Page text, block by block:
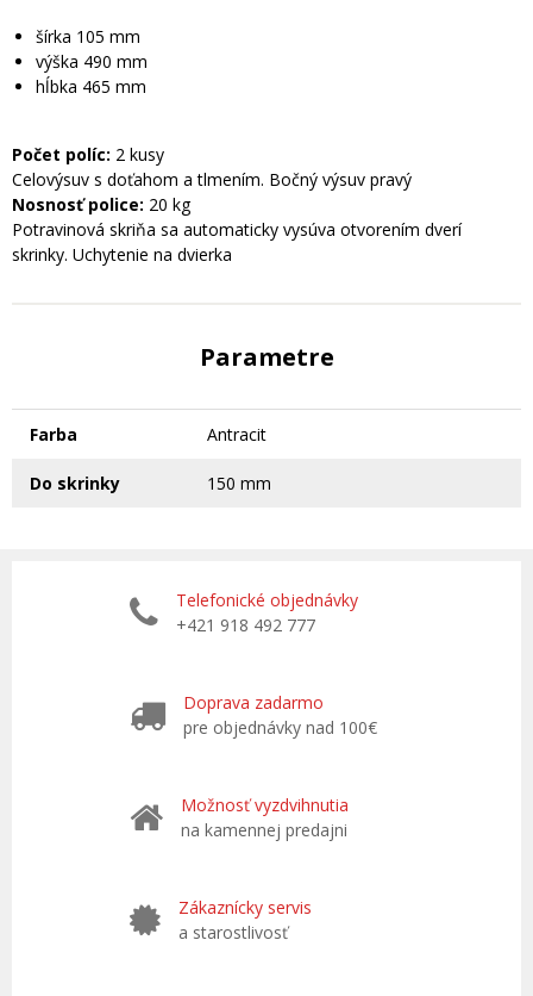
šírka 105 mm
výška 490 mm
hĺbka 465 mm
Počet políc: 2 kusy
Celovýsuv s doťahom a tlmením. Bočný výsuv pravý
Nosnosť police: 20 kg
Potravinová skriňa sa automaticky vysúva otvorením dverí
skrinky. Uchytenie na dvierka
Parametre
Farba Antracit
Do skrinky 150 mm
Telefonické objednávky
+421 918 492 777
Doprava zadarmo
pre objednávky nad 100€
Možnosť vyzdvihnutia
na kamennej predajni
Zákaznícky servis
a starostlivosť